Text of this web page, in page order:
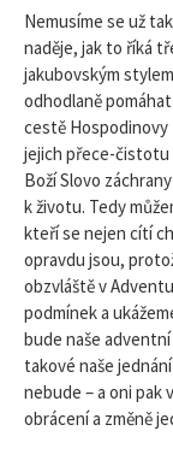
Nemusíme se už
naděje, jak to říká
jakubovským
odhodlaně
cestě Hospodinovy
jejich přece-čistotu
Boží Slovo
k životu. Tedy
kteří se nejen cítí
opravdu jsou,
obzvláště v
podmínek a
bude naše
takové naše
nebude – a oni pak
obrácení a změně